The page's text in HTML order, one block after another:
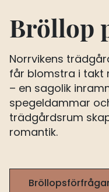
Bröllop
Norrvikens
får blomstra i takt
– en sagolik
spegeldammar
trädgårdsrum
romantik.